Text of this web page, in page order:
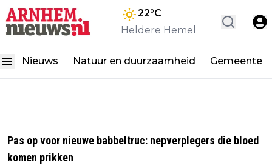
22°C
Heldere Hemel
Nieuws Natuur en duurzaamheid Gemeente
Pas op voor nieuwe babbeltruc: nepverplegers die bloed
komen prikken